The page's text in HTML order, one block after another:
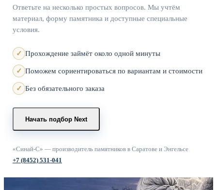
Ответьте на несколько простых вопросов. Мы учтём
материал, форму памятника и доступные специальные
условия.
Прохождение займёт около одной минуты
Поможем сориентироваться по вариантам и стоимости
Без обязательного заказа
Начать подбор Next
«Синай-С» — производитель памятников в Саратове и Энгельсе
+7 (8452) 531-041